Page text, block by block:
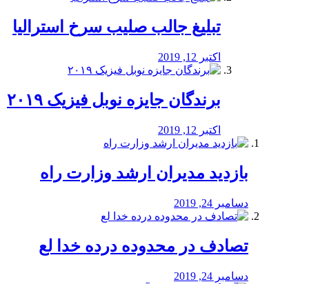
تبلیغ جالب صلیب سرخ استرالیا
اکتبر 12, 2019
برندگان جایزه نوبل فیزیک ۲۰۱۹
اکتبر 12, 2019
بازدید مدیران ارشد وزارت راه
دسامبر 24, 2019
تصادف در محدوده درده خدا لع
دسامبر 24, 2019